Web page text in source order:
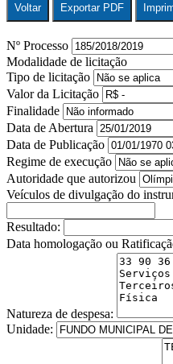
Voltar Exportar PDF
Nº Processo
Modalidade de licitação
Tipo de licitação
Valor da Licitação
Finalidade
Data de Abertura
Data de Publicação
Regime de execução
Autoridade que autorizou
Veículos de divulgação do
Resultado:
Data homologação ou
Natureza de despesa:
Unidade: